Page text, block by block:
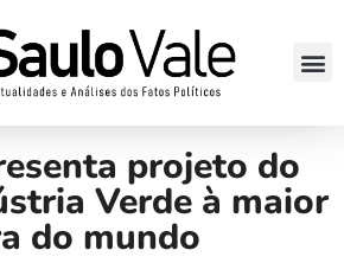
projeto do
Verde à maior
do mundo